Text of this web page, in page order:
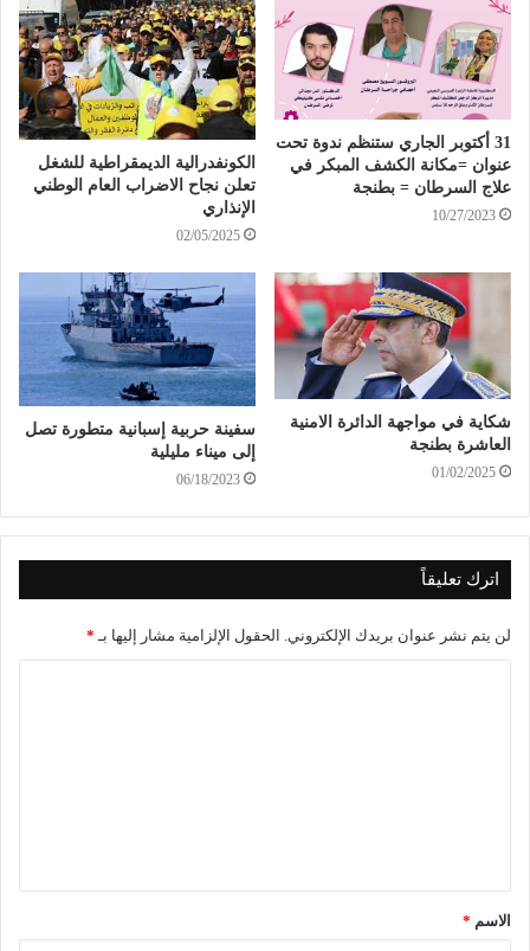
31 أكتوبر الجاري ستنظم ندوة تحت
عنوان =مكانة الكشف المبكر في
علاج السرطان = بطنجة
10/27/2023
الكونفدرالية الديمقراطية للشغل
تعلن نجاح الاضراب العام الوطني
الإنذاري
02/05/2025
شكاية في مواجهة الدائرة الامنية
العاشرة بطنجة
01/02/2025
سفينة حربية إسبانية متطورة تصل
إلى ميناء مليلية
06/18/2023
اترك تعليقاً
لن يتم نشر عنوان بريدك الإلكتروني. الحقول الإلزامية مشار إليها بـ *
الاسم *